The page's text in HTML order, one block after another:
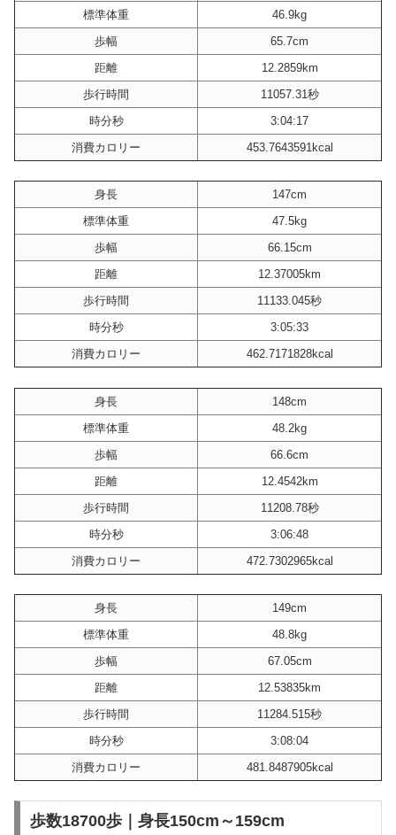
標準体重
46.9kg
歩幅
65.7cm
距離
12.2859km
歩行時間
11057.31秒
時分秒
3:04:17
消費カロリー
453.7643591kcal
身長
147cm
標準体重
47.5kg
歩幅
66.15cm
距離
12.37005km
歩行時間
11133.045秒
時分秒
3:05:33
消費カロリー
462.7171828kcal
身長
148cm
標準体重
48.2kg
歩幅
66.6cm
距離
12.4542km
歩行時間
11208.78秒
時分秒
3:06:48
消費カロリー
472.7302965kcal
身長
149cm
標準体重
48.8kg
歩幅
67.05cm
距離
12.53835km
歩行時間
11284.515秒
時分秒
3:08:04
消費カロリー
481.8487905kcal
歩数18700歩｜身長150cm～159cm